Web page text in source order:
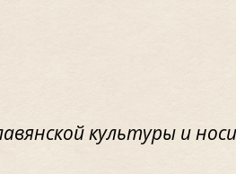
культуры и